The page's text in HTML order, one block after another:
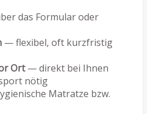
das Formular oder
— flexibel, oft kurzfristig
Ort— direkt bei Ihnen
nötig
Matratze bzw.